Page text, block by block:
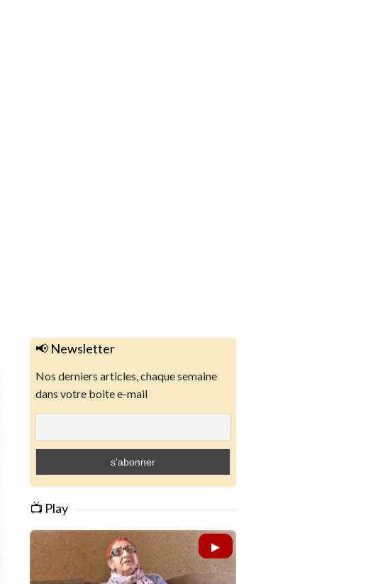
📢 Newsletter
Nos derniers articles, chaque semaine
dans votre boite e-mail
📺 Play